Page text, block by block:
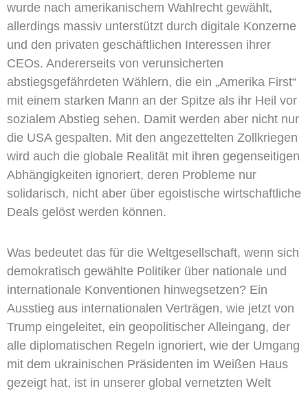
wurde nach amerikanischem Wahlrecht gewählt,
allerdings massiv unterstützt durch digitale Konzerne
und den privaten geschäftlichen Interessen ihrer
CEOs. Andererseits von verunsicherten
abstiegsgefährdeten Wählern, die ein „Amerika First“
mit einem starken Mann an der Spitze als ihr Heil vor
sozialem Abstieg sehen. Damit werden aber nicht nur
die USA gespalten. Mit den angezettelten Zollkriegen
wird auch die globale Realität mit ihren gegenseitigen
Abhängigkeiten ignoriert, deren Probleme nur
solidarisch, nicht aber über egoistische wirtschaftliche
Deals gelöst werden können.
Was bedeutet das für die Weltgesellschaft, wenn sich
demokratisch gewählte Politiker über nationale und
internationale Konventionen hinwegsetzen? Ein
Ausstieg aus internationalen Verträgen, wie jetzt von
Trump eingeleitet, ein geopolitischer Alleingang, der
alle diplomatischen Regeln ignoriert, wie der Umgang
mit dem ukrainischen Präsidenten im Weißen Haus
gezeigt hat, ist in unserer global vernetzten Welt